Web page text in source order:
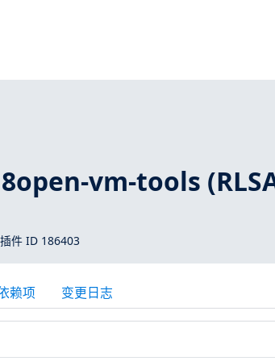
vm-tools
件 ID 186403
赖项 变更日志